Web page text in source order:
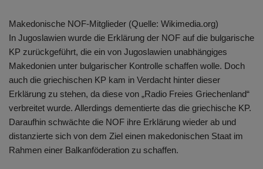
Makedonische NOF-Mitglieder (Quelle: Wikimedia.org)
In Jugoslawien wurde die Erklärung der NOF auf die bulgarische
KP zurückgeführt, die ein von Jugoslawien unabhängiges
Makedonien unter bulgarischer Kontrolle schaffen wolle. Doch
auch die griechischen KP kam in Verdacht hinter dieser
Erklärung zu stehen, da diese von „Radio Freies Griechenland“
verbreitet wurde. Allerdings dementierte das die griechische KP.
Daraufhin schwächte die NOF ihre Erklärung wieder ab und
distanzierte sich von dem Ziel einen makedonischen Staat im
Rahmen einer Balkanföderation zu schaffen.